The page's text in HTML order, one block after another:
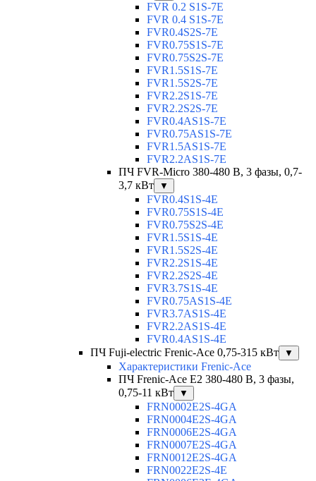
FVR 0.2 S1S-7E
FVR 0.4 S1S-7E
FVR0.4S2S-7E
FVR0.75S1S-7E
FVR0.75S2S-7E
FVR1.5S1S-7E
FVR1.5S2S-7E
FVR2.2S1S-7E
FVR2.2S2S-7E
FVR0.4AS1S-7E
FVR0.75AS1S-7E
FVR1.5AS1S-7E
FVR2.2AS1S-7E
ПЧ FVR-Micro 380-480 В, 3 фазы, 0,7-
3,7 кВт
▼
FVR0.4S1S-4E
FVR0.75S1S-4E
FVR0.75S2S-4E
FVR1.5S1S-4E
FVR1.5S2S-4E
FVR2.2S1S-4E
FVR2.2S2S-4E
FVR3.7S1S-4E
FVR0.75AS1S-4E
FVR3.7AS1S-4E
FVR2.2AS1S-4E
FVR0.4AS1S-4E
ПЧ Fuji-electric Frenic-Ace 0,75-315 кВт
▼
Характеристики Frenic-Ace
ПЧ Frenic-Ace E2 380-480 В, 3 фазы,
0,75-11 кВт
▼
FRN0002E2S-4GA
FRN0004E2S-4GA
FRN0006E2S-4GA
FRN0007E2S-4GA
FRN0012E2S-4GA
FRN0022E2S-4E